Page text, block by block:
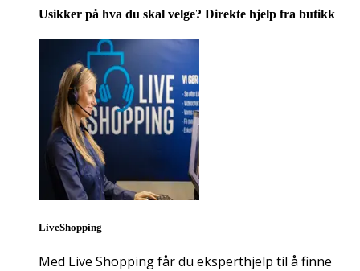
Usikker på hva du skal velge? Direkte hjelp fra butikk
LiveShopping
Med Live Shopping får du eksperthjelp til å finne